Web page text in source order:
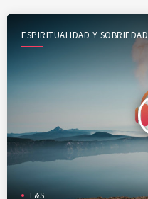
ESPIRITUALIDAD Y SOBRIEDAD
SHOW
E&S